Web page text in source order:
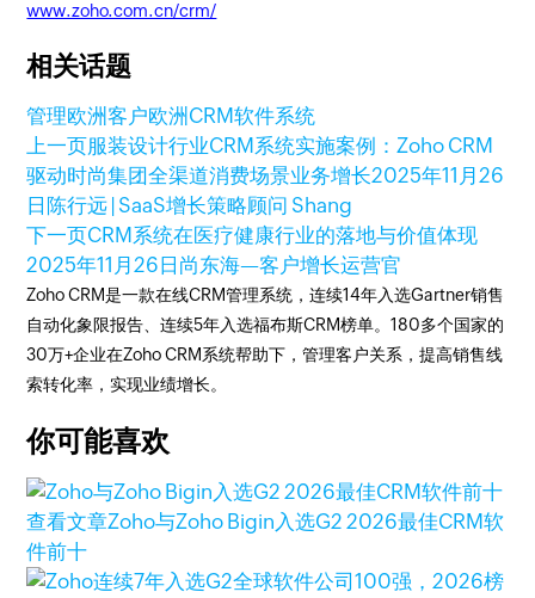
www.zoho.com.cn/crm/
相关话题
管理欧洲客户欧洲CRM软件系统
上一页服装设计行业CRM系统实施案例：Zoho CRM
驱动时尚集团全渠道消费场景业务增长2025年11月26
日 陈行远 | SaaS增长策略顾问 Shang
下一页CRM系统在医疗健康行业的落地与价值体现
2025年11月26日 尚东海—客户增长运营官
Zoho CRM是一款在线CRM管理系统，连续14年入选Gartner销售
自动化象限报告、连续5年入选福布斯CRM榜单。180多个国家的
30万+企业在Zoho CRM系统帮助下，管理客户关系，提高销售线
索转化率，实现业绩增长。
你可能喜欢
查看文章Zoho与Zoho Bigin入选G2 2026最佳CRM软
件前十